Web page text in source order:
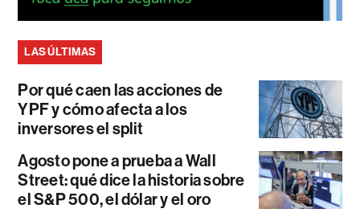
LAS ÚLTIMAS
Por qué caen las acciones de
YPF y cómo afecta a los
inversores el split
Agosto pone a prueba a Wall
Street: qué dice la historia sobre
el S&P 500, el dólar y el oro